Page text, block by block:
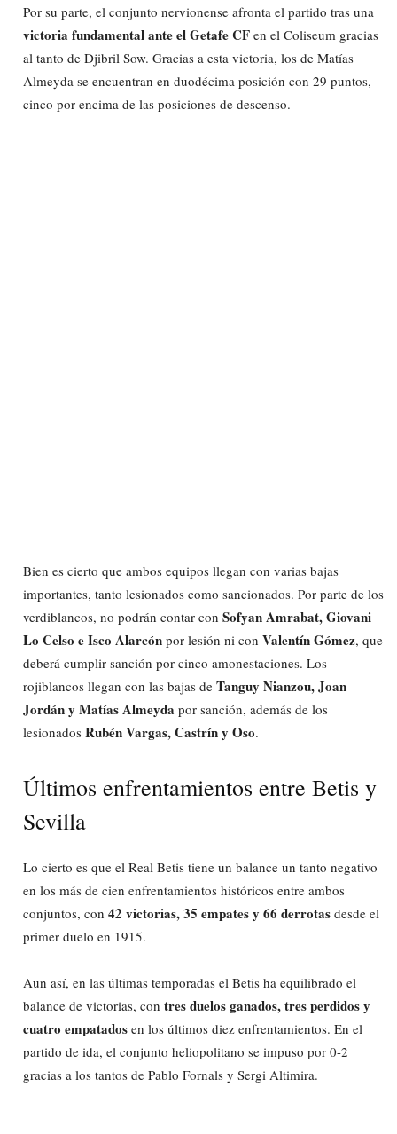
Por su parte, el conjunto nervionense afronta el partido tras una
victoria fundamental ante el Getafe CF en el Coliseum gracias
al tanto de Djibril Sow. Gracias a esta victoria, los de Matías
Almeyda se encuentran en duodécima posición con 29 puntos,
cinco por encima de las posiciones de descenso.
Bien es cierto que ambos equipos llegan con varias bajas
importantes, tanto lesionados como sancionados. Por parte de los
verdiblancos, no podrán contar con Sofyan Amrabat, Giovani
Lo Celso e Isco Alarcón por lesión ni con Valentín Gómez, que
deberá cumplir sanción por cinco amonestaciones. Los
rojiblancos llegan con las bajas de Tanguy Nianzou, Joan
Jordán y Matías Almeyda por sanción, además de los
lesionados Rubén Vargas, Castrín y Oso.
Últimos enfrentamientos entre Betis y
Sevilla
Lo cierto es que el Real Betis tiene un balance un tanto negativo
en los más de cien enfrentamientos históricos entre ambos
conjuntos, con 42 victorias, 35 empates y 66 derrotas desde el
primer duelo en 1915.
Aun así, en las últimas temporadas el Betis ha equilibrado el
balance de victorias, con tres duelos ganados, tres perdidos y
cuatro empatados en los últimos diez enfrentamientos. En el
partido de ida, el conjunto heliopolitano se impuso por 0-2
gracias a los tantos de Pablo Fornals y Sergi Altimira.